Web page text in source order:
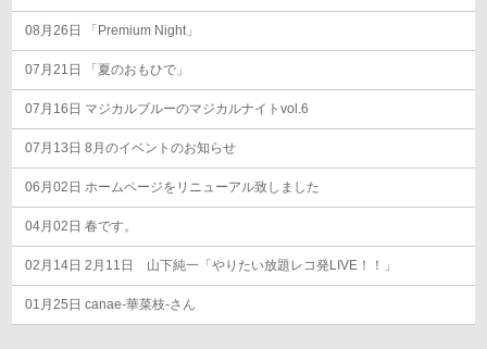
08月26日 「Premium Night」
07月21日 「夏のおもひで」
07月16日 マジカルブルーのマジカルナイトvol.6
07月13日 8月のイベントのお知らせ
06月02日 ホームページをリニューアル致しました
04月02日 春です。
02月14日 2月11日 山下純一「やりたい放題レコ発LIVE！！」
01月25日 canae-華菜枝-さん